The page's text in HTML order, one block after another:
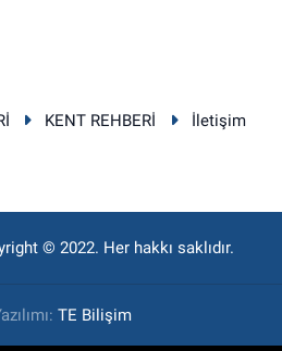
KENT REHBERİ
İletişim
© 2022. Her hakkı saklıdır.
TE Bilişim